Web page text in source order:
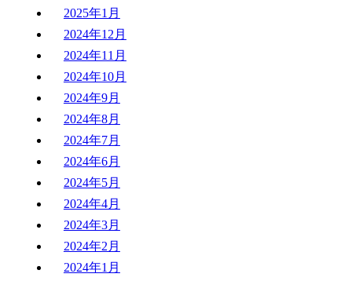
2025年1月
2024年12月
2024年11月
2024年10月
2024年9月
2024年8月
2024年7月
2024年6月
2024年5月
2024年4月
2024年3月
2024年2月
2024年1月